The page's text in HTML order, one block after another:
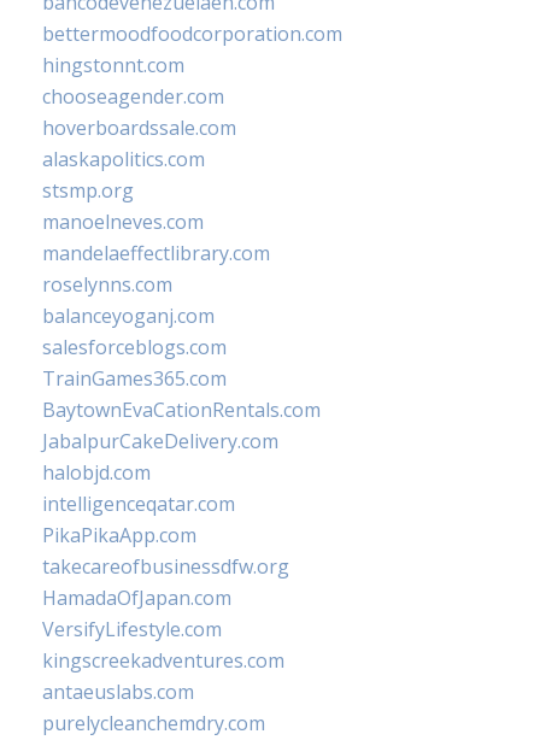
bettermoodfoodcorporation.com
hingstonnt.com
chooseagender.com
hoverboardssale.com
alaskapolitics.com
stsmp.org
manoelneves.com
mandelaeffectlibrary.com
roselynns.com
balanceyoganj.com
salesforceblogs.com
TrainGames365.com
BaytownEvaCationRentals.com
JabalpurCakeDelivery.com
halobjd.com
intelligenceqatar.com
PikaPikaApp.com
takecareofbusinessdfw.org
HamadaOfJapan.com
VersifyLifestyle.com
kingscreekadventures.com
antaeuslabs.com
purelycleanchemdry.com